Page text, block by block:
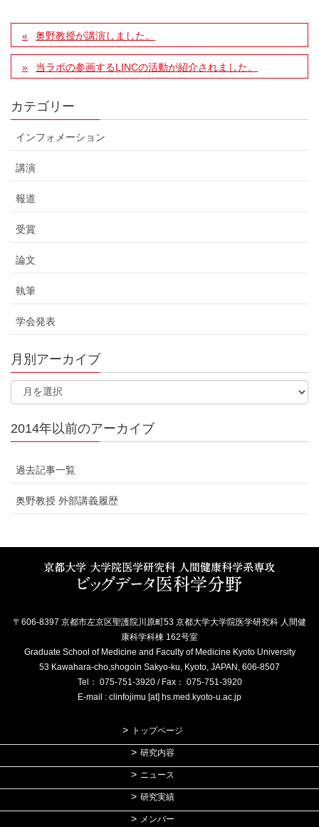
奥野教授が講演しました。
当ラボの参画するLINCの活動が紹介されました。
カテゴリー
インフォメーション
講演
報道
受賞
論文
執筆
学会発表
月別アーカイブ
2014年以前のアーカイブ
過去記事一覧
奥野教授 外部講義履歴
〒606-8397 京都市左京区聖護院川原町53 京都大学大学院医学研究科 人間健
康科学科棟 162号室
Graduate School of Medicine and Faculty of Medicine Kyoto University
53 Kawahara-cho,shogoin Sakyo-ku, Kyoto, JAPAN, 606-8507
Tel： 075-751-3920 / Fax： 075-751-3920
E-mail : clinfojimu [at] hs.med.kyoto-u.ac.jp
トップページ
研究内容
ニュース
研究実績
メンバー